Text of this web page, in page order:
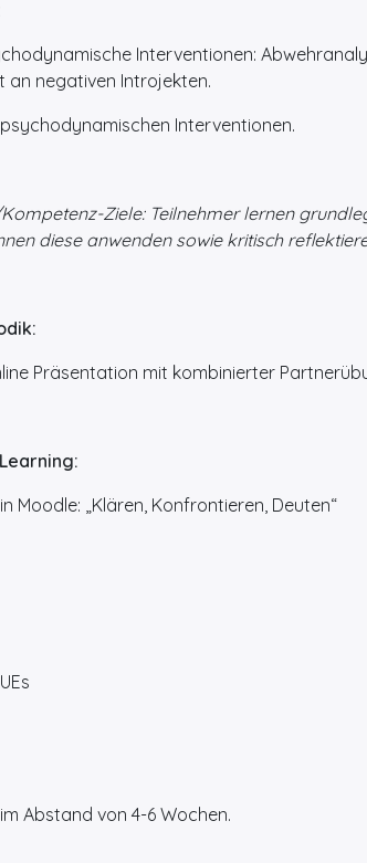
Interventionen:
an negativen Introjekten.
Interventionen.
Ziele: Teilnehmer lernen
diese anwenden sowie kritisch
Präsentation mit kombinierter
Moodle: „Klären, Konfrontieren, Deuten“
Abstand von 4-6 Wochen.